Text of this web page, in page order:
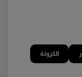
الكرونة